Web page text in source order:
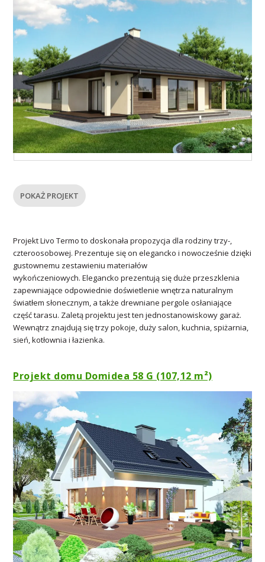
POKAŻ PROJEKT
Projekt Livo Termo to doskonała propozycja dla rodziny trzy-,
czteroosobowej. Prezentuje się on elegancko i nowocześnie dzięki
gustownemu zestawieniu materiałów
wykończeniowych. Elegancko prezentują się duże przeszklenia
zapewniające odpowiednie doświetlenie wnętrza naturalnym
światłem słonecznym, a także drewniane pergole osłaniające
część tarasu. Zaletą projektu jest ten jednostanowiskowy garaż.
Wewnątrz znajdują się trzy pokoje, duży salon, kuchnia, spiżarnia,
sień, kotłownia i łazienka.
Projekt domu Domidea 58 G (107,12 m²)